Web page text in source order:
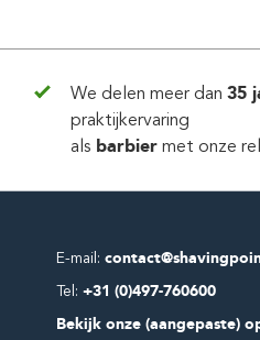
We delen meer dan35
praktijkervaring
als barbier met onze
E-mail:
Tel: +31 (0)497-760600
Bekijk onze (aangepaste)